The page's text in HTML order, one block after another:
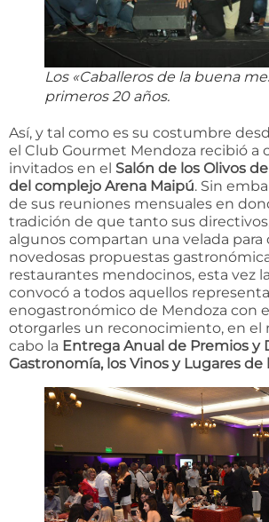
Los «Caballeros de la buena
primeros 20 años.
Así, y tal como es su costumbre
el Club Gourmet Mendoza recibió a
invitados en el Salón de los Olivos
del complejo Arena Maipú. Sin
de sus reuniones mensuales en
tradición de que tanto sus
algunos compartan una velada para
novedosas propuestas
restaurantes mendocinos, esta vez
convocó a todos aquellos
enogastronómico de Mendoza con
otorgarles un reconocimiento, en el
cabo la Entrega Anual de Premios y
Gastronomía, los Vinos y Lugares de